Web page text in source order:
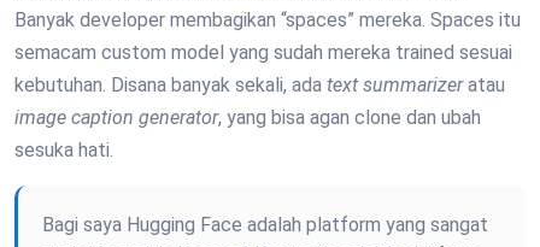
Banyak developer membagikan “spaces” mereka. Spaces itu
semacam custom model yang sudah mereka trained sesuai
kebutuhan. Disana banyak sekali, ada text summarizeratau
image caption generator, yang bisa agan clone dan ubah
sesuka hati.
Bagi saya Hugging Face adalah platform yang sangat